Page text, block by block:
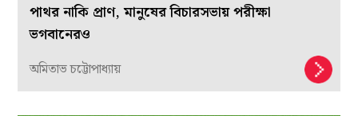
পাথর নাকি প্রাণ, মানুষের বিচারসভায় পরীক্ষা
ভগবানেরও
অমিতাভ চট্টোপাধ্যায়